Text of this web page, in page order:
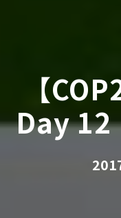
【
Day 12